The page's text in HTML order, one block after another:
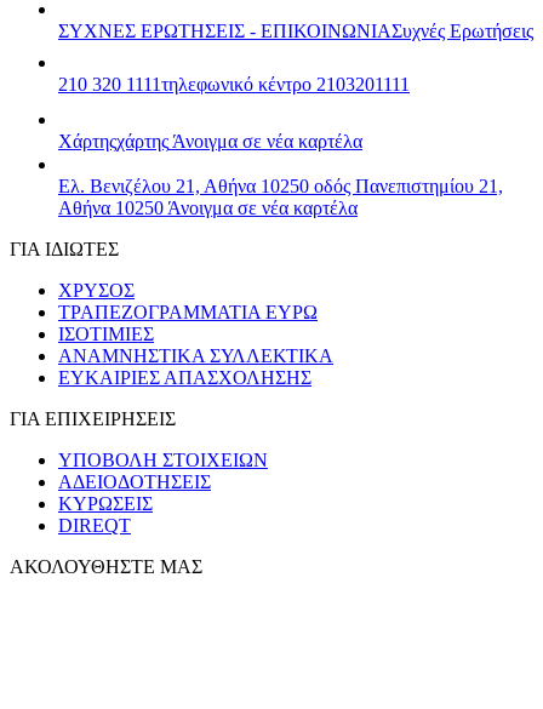
ΣΥΧΝΕΣ ΕΡΩΤΗΣΕΙΣ - ΕΠΙΚΟΙΝΩΝΙΑΣυχνές Ερωτήσεις
210 320 1111τηλεφωνικό κέντρο 2103201111
Χάρτηςχάρτης Άνοιγμα σε νέα καρτέλα
Ελ. Βενιζέλου 21, Αθήνα 10250 οδός Πανεπιστημίου 21,
Αθήνα 10250 Άνοιγμα σε νέα καρτέλα
ΓΙΑ ΙΔΙΩΤΕΣ
ΧΡΥΣΟΣ
ΤΡΑΠΕΖΟΓΡΑΜΜΑΤΙΑ ΕΥΡΩ
ΙΣΟΤΙΜΙΕΣ
ΑΝΑΜΝΗΣΤΙΚΑ ΣΥΛΛΕΚΤΙΚΑ
ΕΥΚΑΙΡΙΕΣ ΑΠΑΣΧΟΛΗΣΗΣ
ΓΙΑ ΕΠΙΧΕΙΡΗΣΕΙΣ
ΥΠΟΒΟΛΗ ΣΤΟΙΧΕΙΩΝ
ΑΔΕΙΟΔΟΤΗΣΕΙΣ
ΚΥΡΩΣΕΙΣ
DIREQT
ΑΚΟΛΟΥΘΗΣΤΕ ΜΑΣ